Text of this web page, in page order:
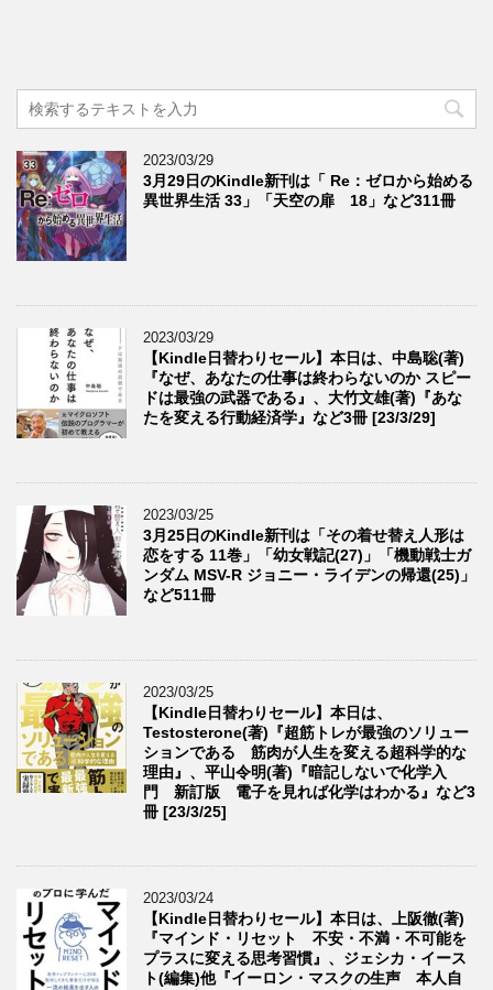
2023/03/29
3月29日のKindle新刊は「 Re：ゼロから始める
異世界生活 33」「天空の扉 18」など311冊
2023/03/29
【Kindle日替わりセール】本日は、中島聡(著)
『なぜ、あなたの仕事は終わらないのか スピー
ドは最強の武器である』、大竹文雄(著)『あな
たを変える行動経済学』など3冊 [23/3/29]
2023/03/25
3月25日のKindle新刊は「その着せ替え人形は
恋をする 11巻」「幼女戦記(27)」「機動戦士ガ
ンダム MSV-R ジョニー・ライデンの帰還(25)」
など511冊
2023/03/25
【Kindle日替わりセール】本日は、
Testosterone(著)『超筋トレが最強のソリュー
ションである 筋肉が人生を変える超科学的な
理由』、平山令明(著)『暗記しないで化学入
門 新訂版 電子を見れば化学はわかる』など3
冊 [23/3/25]
2023/03/24
【Kindle日替わりセール】本日は、上阪徹(著)
『マインド・リセット 不安・不満・不可能を
プラスに変える思考習慣』、ジェシカ・イース
ト(編集)他『イーロン・マスクの生声 本人自